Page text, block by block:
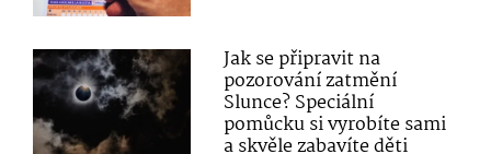
Jak se připravit na
pozorování zatmění
Slunce? Speciální
pomůcku si vyrobíte sami
a skvěle zabavíte děti